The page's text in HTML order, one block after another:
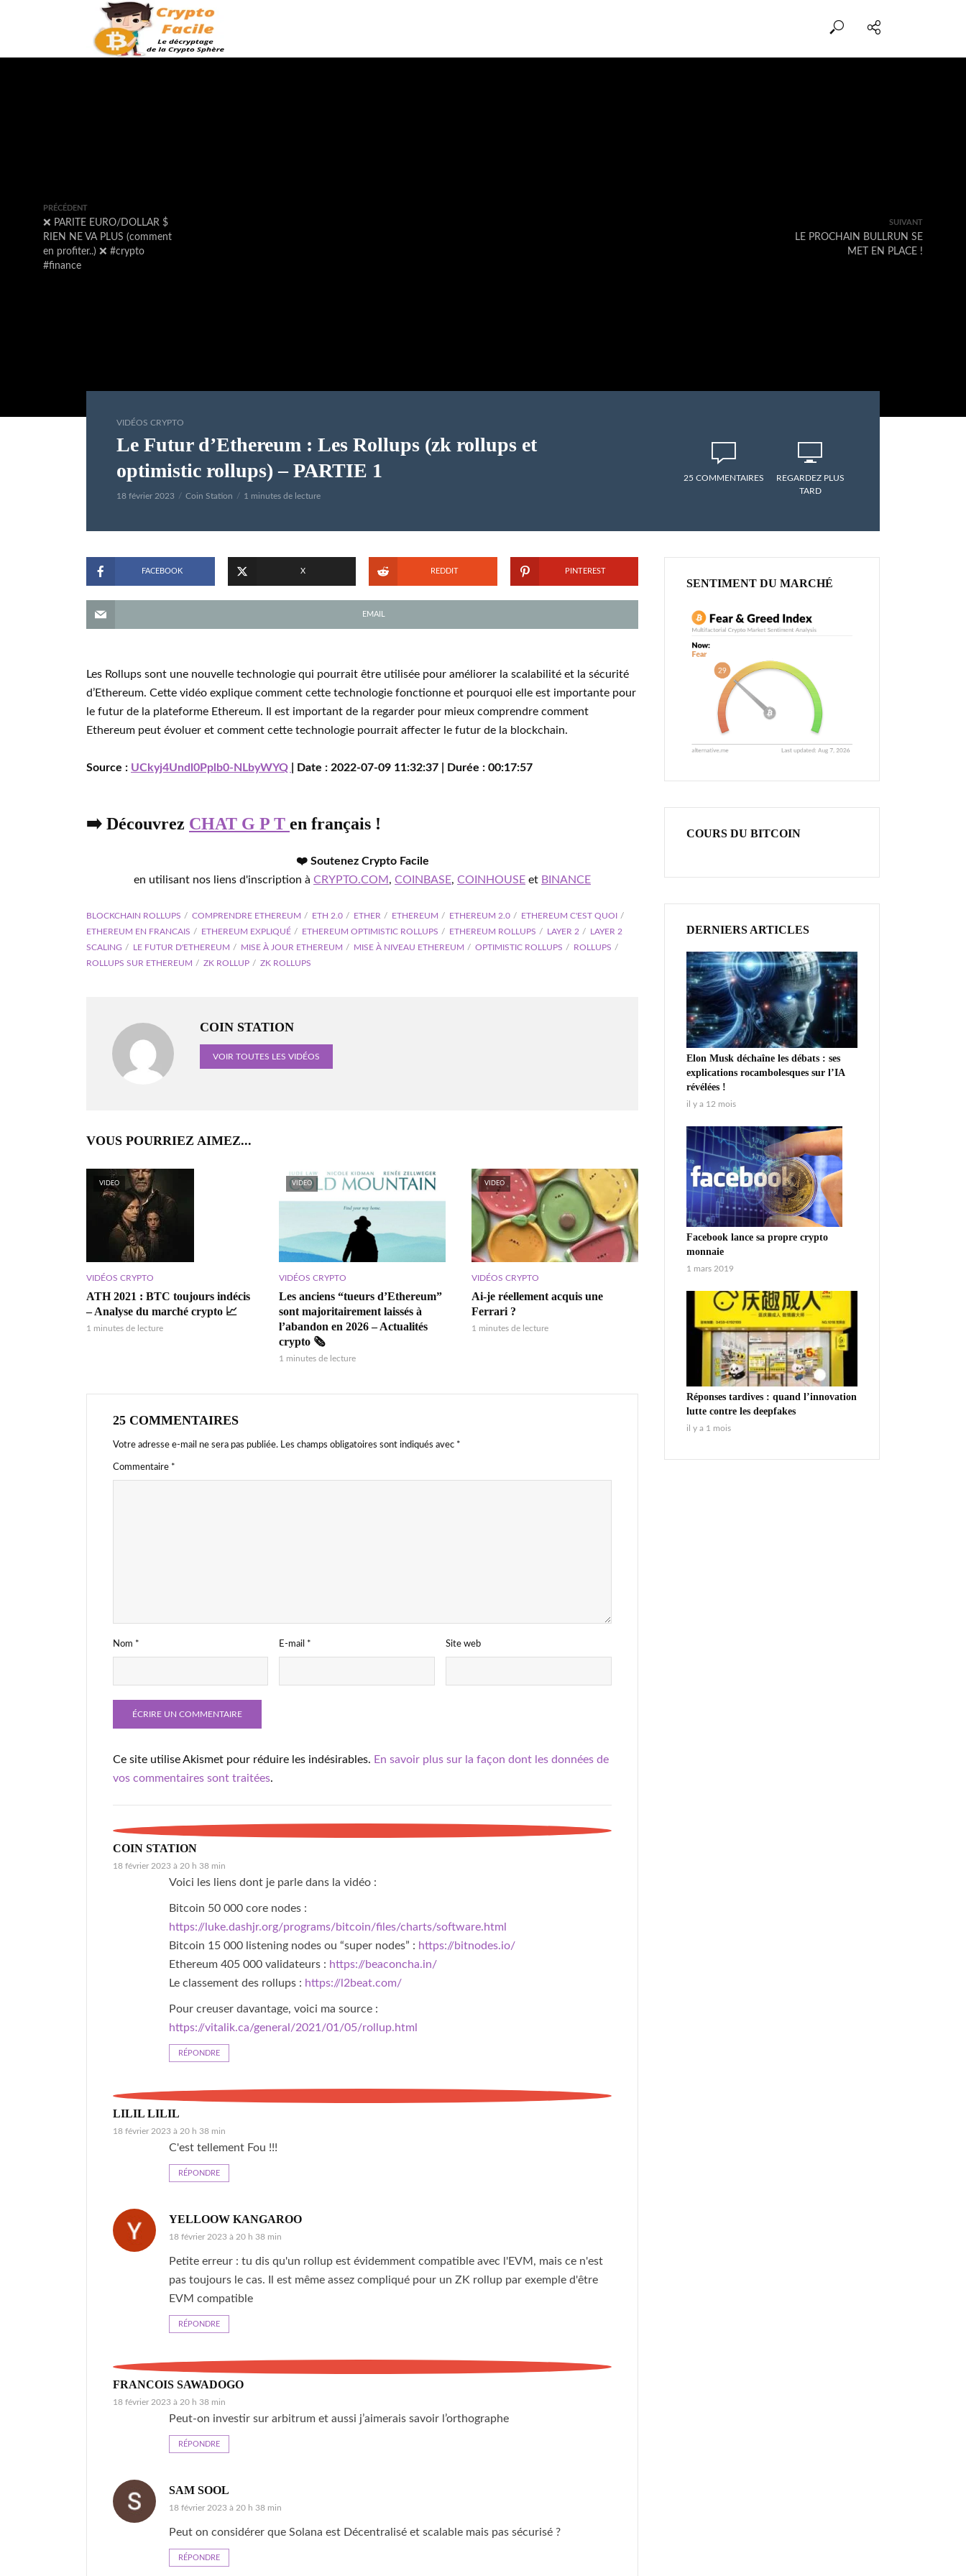
PRÉCÉDENT
❌ PARITE EURO/DOLLAR $
RIEN NE VA PLUS (comment
en profiter..) ❌ #crypto
#finance
SUIVANT
LE PROCHAIN BULLRUN SE
MET EN PLACE !
VIDÉOS CRYPTO
Le Futur d’Ethereum : Les Rollups (zk rollups et
optimistic rollups) – PARTIE 1
18 février 2023 Coin Station 1 minutes de lecture
25 COMMENTAIRES
REGARDEZ PLUS
TARD
FACEBOOK X REDDIT PINTEREST
EMAIL
Les Rollups sont une nouvelle technologie qui pourrait être utilisée pour améliorer la scalabilité et la sécurité
d’Ethereum. Cette vidéo explique comment cette technologie fonctionne et pourquoi elle est importante pour
le futur de la plateforme Ethereum. Il est important de la regarder pour mieux comprendre comment
Ethereum peut évoluer et comment cette technologie pourrait affecter le futur de la blockchain.
Source : UCkyj4Undl0Pplb0-NLbyWYQ | Date : 2022-07-09 11:32:37 | Durée : 00:17:57
➡️ Découvrez CHAT G P T en français !
❤️ Soutenez Crypto Facile
en utilisant nos liens d'inscription à CRYPTO.COM , COINBASE, COINHOUSE et BINANCE
BLOCKCHAIN ROLLUPS COMPRENDRE ETHEREUM ETH 2.0 ETHER ETHEREUM ETHEREUM 2.0
ETHEREUM C'EST QUOI
ETHEREUM EN FRANCAIS
ETHEREUM EXPLIQUÉ ETHEREUM OPTIMISTIC ROLLUPS ETHEREUM ROLLUPS LAYER 2
LAYER 2
SCALING
LE FUTUR D'ETHEREUM MISE À JOUR ETHEREUM MISE À NIVEAU ETHEREUM OPTIMISTIC ROLLUPS
ROLLUPS
ROLLUPS SUR ETHEREUM
ZK ROLLUP ZK ROLLUPS
COIN STATION
VOIR TOUTES LES VIDÉOS
VOUS POURRIEZ AIMEZ...
VIDEO
VIDÉOS CRYPTO
ATH 2021 : BTC toujours indécis
– Analyse du marché crypto 📈
1 minutes de lecture
VIDEO
VIDÉOS CRYPTO
Les anciens “tueurs d’Ethereum”
sont majoritairement laissés à
l’abandon en 2026 – Actualités
crypto 🗞️
1 minutes de lecture
VIDEO
VIDÉOS CRYPTO
Ai-je réellement acquis une
Ferrari ?
1 minutes de lecture
25 COMMENTAIRES
Votre adresse e-mail ne sera pas publiée. Les champs obligatoires sont indiqués avec *
Commentaire *
Nom * E-mail * Site web
Ce site utilise Akismet pour réduire les indésirables. En savoir plus sur la façon dont les données de
vos commentaires sont traitées.
COIN STATION
18 février 2023 à 20 h 38 min
Voici les liens dont je parle dans la vidéo :
Bitcoin 50 000 core nodes :
https://luke.dashjr.org/programs/bitcoin/files/charts/software.html
Bitcoin 15 000 listening nodes ou “super nodes” : https://bitnodes.io/
Ethereum 405 000 validateurs : https://beaconcha.in/
Le classement des rollups : https://l2beat.com/
Pour creuser davantage, voici ma source :
https://vitalik.ca/general/2021/01/05/rollup.html
RÉPONDRE
LILIL LILIL
18 février 2023 à 20 h 38 min
C'est tellement Fou !!!
RÉPONDRE
YELLOOW KANGAROO
18 février 2023 à 20 h 38 min
Petite erreur : tu dis qu'un rollup est évidemment compatible avec l'EVM, mais ce n'est
pas toujours le cas. Il est même assez compliqué pour un ZK rollup par exemple d'être
EVM compatible
RÉPONDRE
FRANCOIS SAWADOGO
18 février 2023 à 20 h 38 min
Peut-on investir sur arbitrum et aussi j’aimerais savoir l’orthographe
RÉPONDRE
SAM SOOL
18 février 2023 à 20 h 38 min
Peut on considérer que Solana est Décentralisé et scalable mais pas sécurisé ?
RÉPONDRE
SENTIMENT DU MARCHÉ
COURS DU BITCOIN
DERNIERS ARTICLES
Elon Musk déchaîne les débats : ses
explications rocambolesques sur l’IA
révélées !
il y a 12 mois
Facebook lance sa propre crypto
monnaie
1 mars 2019
Réponses tardives : quand l’innovation
lutte contre les deepfakes
il y a 1 mois